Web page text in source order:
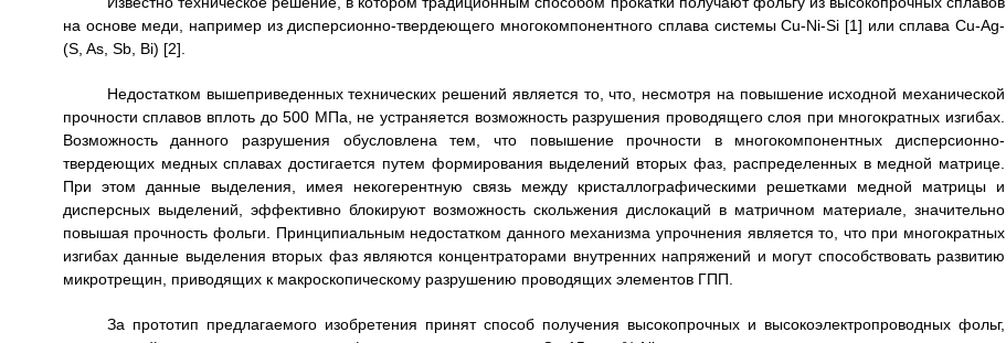
на основе меди, например из дисперсионно-твердеющего многокомпонентного сплава системы Cu-Ni-Si [1] или сплава Cu-Ag-
(S, As, Sb, Bi) [2].
Недостатком вышеприведенных технических решений является то, что, несмотря на повышение исходной механической
прочности сплавов вплоть до 500 МПа, не устраняется возможность разрушения проводящего слоя при многократных изгибах.
Возможность данного разрушения обусловлена тем, что повышение прочности в многокомпонентных дисперсионно-
твердеющих медных сплавах достигается путем формирования выделений вторых фаз, распределенных в медной матрице.
При этом данные выделения, имея некогерентную связь между кристаллографическими решетками медной матрицы и
дисперсных выделений, эффективно блокируют возможность скольжения дислокаций в матричном материале, значительно
повышая прочность фольги. Принципиальным недостатком данного механизма упрочнения является то, что при многократных
изгибах данные выделения вторых фаз являются концентраторами внутренних напряжений и могут способствовать развитию
микротрещин, приводящих к макроскопическому разрушению проводящих элементов ГПП.
За прототип предлагаемого изобретения принят способ получения высокопрочных и высокоэлектропроводных фольг,